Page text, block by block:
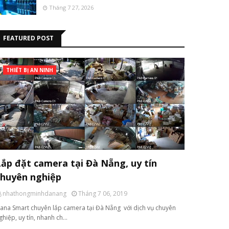
Tháng 7 27, 2026
FEATURED POST
THIẾT BỊ AN NINH
đặt camera tại Đà Nẵng, uy tín
nghiệp
nhathongminhdanang
Tháng 7 06, 2019
Smart chuyên lắp camera tại Đà Nẵng với dịch vụ chuyên
uy tín, nhanh ch…